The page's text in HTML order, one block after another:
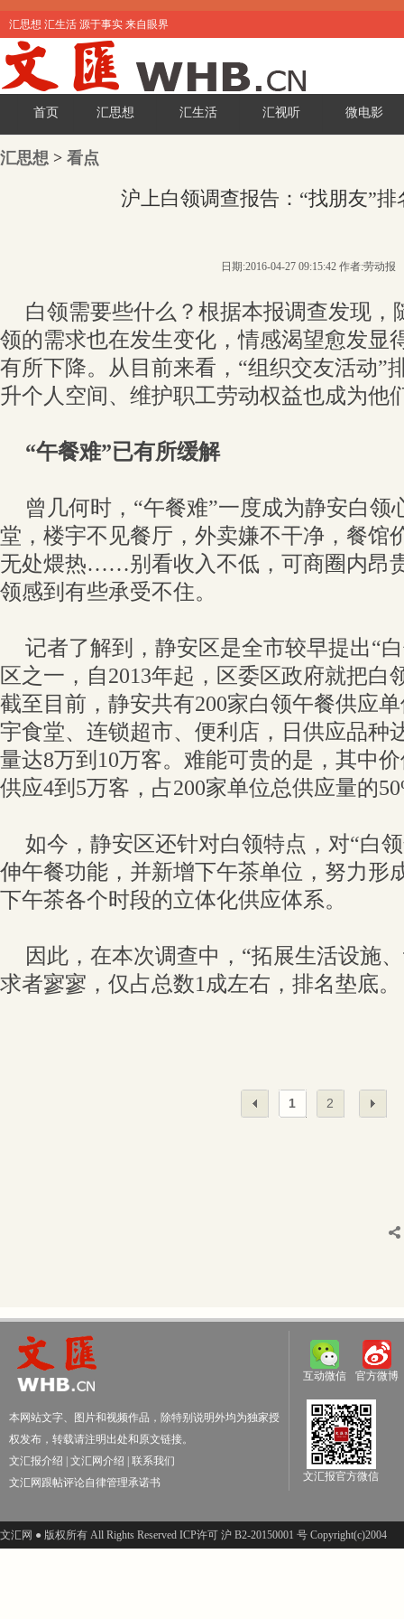
汇思想 汇生活 源于事实 来自眼界
首页 汇思想 汇生活 汇视听 微电影
汇思想 > 看点
沪上白领调查报告：“找朋友”
日期:2016-04-27 09:15:42 作者:劳动报
白领需要些什么？根据本报调查发现，
领的需求也在发生变化，情感渴望愈发显
有所下降。从目前来看，“组织交友活动”
升个人空间、维护职工劳动权益也成为他
“午餐难”已有所缓解
曾几何时，“午餐难”一度成为静安白领
堂，楼宇不见餐厅，外卖嫌不干净，餐馆
无处煨热……别看收入不低，可商圈内昂
领感到有些承受不住。
记者了解到，静安区是全市较早提出“
区之一，自2013年起，区委区政府就把白
截至目前，静安共有200家白领午餐供应
宇食堂、连锁超市、便利店，日供应品种
量达8万到10万客。难能可贵的是，其中
供应4到5万客，占200家单位总供应量的
如今，静安区还针对白领特点，对“白
伸午餐功能，并新增下午茶单位，努力形
下午茶各个时段的立体化供应体系。
因此，在本次调查中，“拓展生活设施
求者寥寥，仅占总数1成左右，排名垫底。
1 2
本网站文字、图片和视频作品，除特别说明外均为独家授
权发布，转载请注明出处和原文链接。
文汇报介绍
文汇网介绍
联系我们
文汇网跟帖评论自律管理承诺书
互动微信 官方微博
文汇报官方微信
文汇网 ● 版权所有 All Rights Reserved ICP许可 沪 B2-20150001 号 Copyright(c)2004